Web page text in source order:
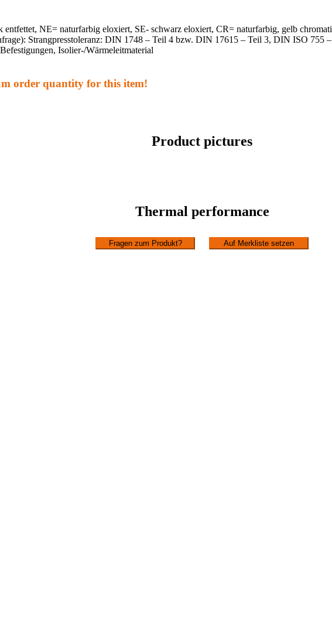
NE= naturfarbig eloxiert, SE- schwarz eloxiert, CR= naturfarbig, gelb
Strangpresstoleranz: DIN 1748 – Teil 4 bzw. DIN 17615 – Teil 3, DIN ISO
Isolier-/Wärmeleitmaterial
order quantity for this item!
Product pictures
Thermal performance
Fragen zum Produkt? Auf Merkliste setzen